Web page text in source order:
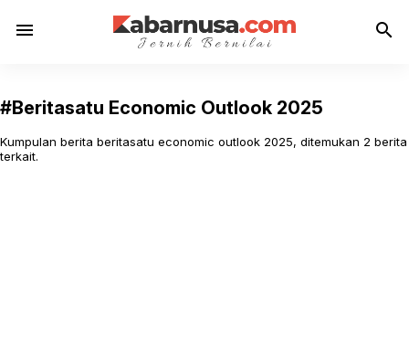
menu search
#Beritasatu Economic Outlook 2025
Kumpulan berita beritasatu economic outlook 2025, ditemukan 2 berita
terkait.